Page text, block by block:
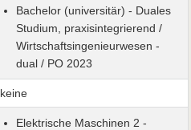
Bachelor (universitär) - Duales
Studium, praxisintegrierend /
Wirtschaftsingenieurwesen -
dual / PO 2023
keine
Elektrische Maschinen 2 -